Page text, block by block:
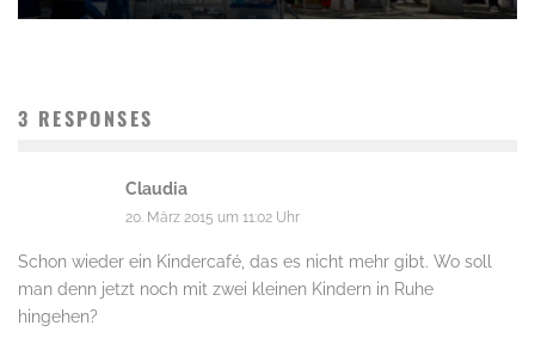
3 RESPONSES
Claudia
20. März 2015 um 11:02 Uhr
Schon wieder ein Kindercafé, das es nicht mehr gibt. Wo soll
man denn jetzt noch mit zwei kleinen Kindern in Ruhe
hingehen?